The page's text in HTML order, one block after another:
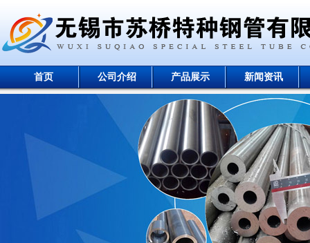
首页 公司介绍 产品展示 新闻资讯